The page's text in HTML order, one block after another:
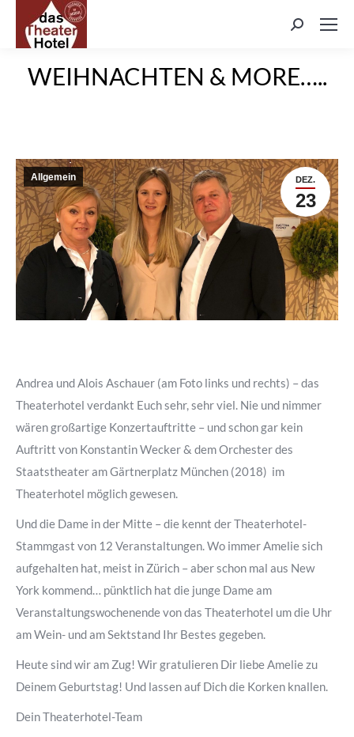
Search:
WEIHNACHTEN & MORE…..
DEZ.
23
Allgemein
Andrea und Alois Aschauer (am Foto links und rechts) – das
Theaterhotel verdankt Euch sehr, sehr viel. Nie und nimmer
wären großartige Konzertauftritte – und schon gar kein
Auftritt von Konstantin Wecker & dem Orchester des
Staatstheater am Gärtnerplatz München (2018) im
Theaterhotel möglich gewesen.
Und die Dame in der Mitte – die kennt der Theaterhotel-
Stammgast von 12 Veranstaltungen. Wo immer Amelie sich
aufgehalten hat, meist in Zürich – aber schon mal aus New
York kommend… pünktlich hat die junge Dame am
Veranstaltungswochenende von das Theaterhotel um die Uhr
am Wein- und am Sektstand Ihr Bestes gegeben.
Heute sind wir am Zug! Wir gratulieren Dir liebe Amelie zu
Deinem Geburtstag! Und lassen auf Dich die Korken knallen.
Dein Theaterhotel-Team